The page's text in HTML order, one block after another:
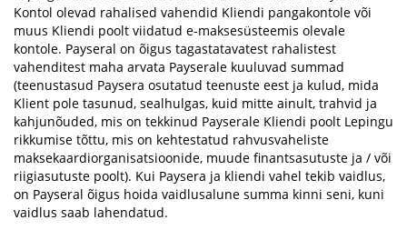
Kontol olevad rahalised vahendid Kliendi pangakontole või
muus Kliendi poolt viidatud e-maksesüsteemis olevale
kontole. Payseral on õigus tagastatavatest rahalistest
vahenditest maha arvata Payserale kuuluvad summad
(teenustasud Paysera osutatud teenuste eest ja kulud, mida
Klient pole tasunud, sealhulgas, kuid mitte ainult, trahvid ja
kahjunõuded, mis on tekkinud Payserale Kliendi poolt Lepingu
rikkumise tõttu, mis on kehtestatud rahvusvaheliste
maksekaardiorganisatsioonide, muude finantsasutuste ja / või
riigiasutuste poolt). Kui Paysera ja kliendi vahel tekib vaidlus,
on Payseral õigus hoida vaidlusalune summa kinni seni, kuni
vaidlus saab lahendatud.